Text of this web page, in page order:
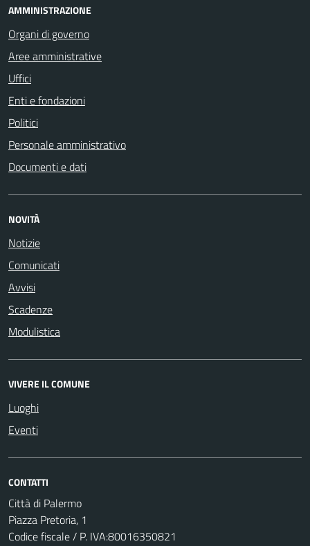
AMMINISTRAZIONE
Organi di governo
Aree amministrative
Uffici
Enti e fondazioni
Politici
Personale amministrativo
Documenti e dati
NOVITÀ
Notizie
Comunicati
Avvisi
Scadenze
Modulistica
VIVERE IL COMUNE
Luoghi
Eventi
CONTATTI
Città di Palermo
Piazza Pretoria, 1
Codice fiscale / P. IVA:80016350821